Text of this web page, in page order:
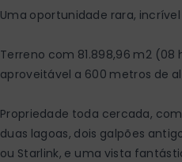
Uma oportunidade rara, incrível e
Terreno com 81.898,96 m2
aproveitável a 600 metros de
Propriedade toda cercada,
duas lagoas, dois galpões
ou Starlink, e uma vista